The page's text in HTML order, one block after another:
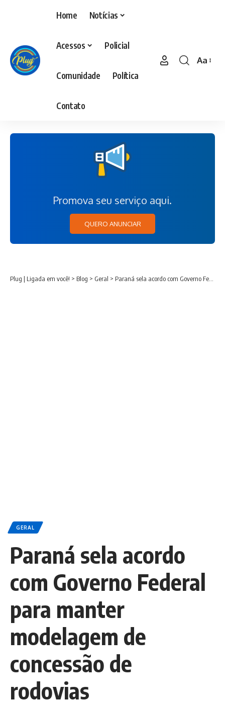
Home Notícias
Acessos Policial
Comunidade Política
Contato
Aa
Promova seu serviço aqui.
QUERO ANUNCIAR
Plug | Ligada em você! > Blog > Geral > Paraná sela acordo com Governo Federal para manter modelagem de concessão de rodovias
GERAL
Paraná sela acordo
com Governo Federal
para manter
modelagem de
concessão de
rodovias